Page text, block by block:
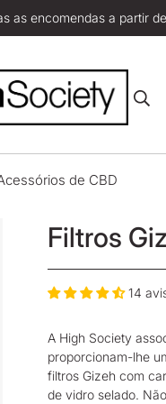
as encomendas a partir
de CBD
Filtros
14
A High Society
proporcionam-lhe
filtros Gizeh com
de vidro selado.